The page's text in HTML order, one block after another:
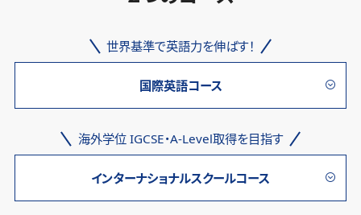
世界基準で英語力を伸ばす！
国際英語コース
海外学位 IGCSE・A-Level取得を目指す
インターナショナルスクールコース